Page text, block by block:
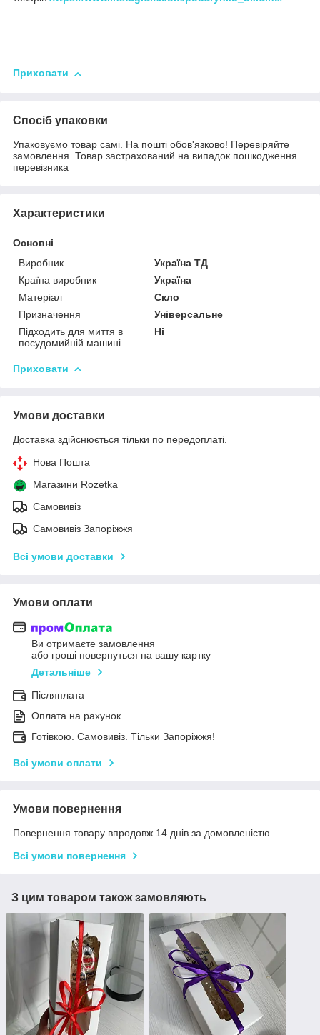
Приховати
Спосіб упаковки
Упаковуємо товар самі. На пошті обов'язково! Перевіряйте
замовлення. Товар застрахований на випадок пошкодження
перевізника
Характеристики
Основні
Виробник
Україна ТД
Країна виробник
Україна
Матеріал
Скло
Призначення
Універсальне
Підходить для миття в
посудомийній машині
Ні
Приховати
Умови доставки
Доставка здійснюється тільки по передоплаті.
Нова Пошта
Магазини Rozetka
Самовивіз
Самовивіз Запоріжжя
Всі умови доставки
Умови оплати
Ви отримаєте замовлення
або гроші повернуться на вашу картку
Детальніше
Післяплата
Оплата на рахунок
Готівкою. Самовивіз. Тільки Запоріжжя!
Всі умови оплати
Умови повернення
Повернення товару впродовж 14 днів за домовленістю
Всі умови повернення
З цим товаром також замовляють